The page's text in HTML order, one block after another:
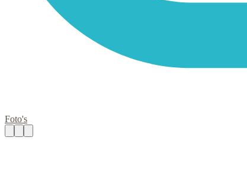
Foto's